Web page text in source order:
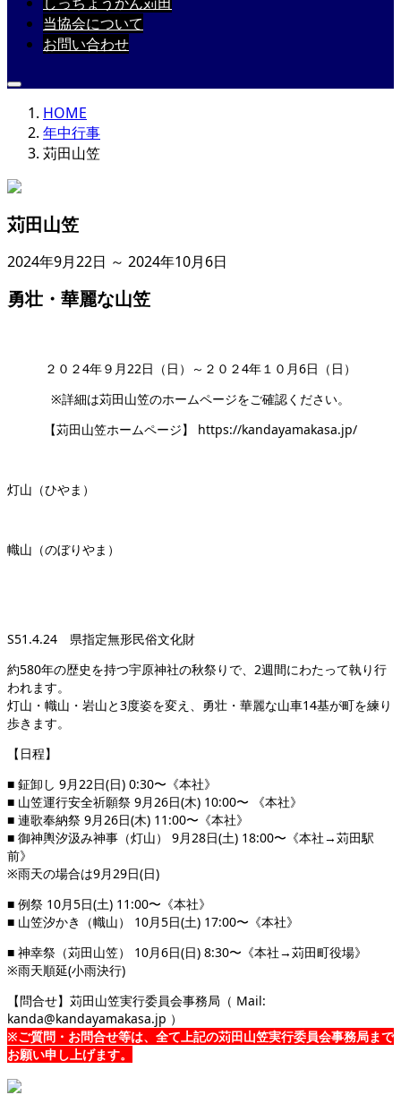
当協会について
お問い合わせ
HOME
年中行事
苅田山笠
苅田山笠
2024年9月22日 ～ 2024年10月6日
勇壮・華麗な山笠
２０２4年９月22日（日）～２０２4年１０月6日（日）
※詳細は苅田山笠のホームページをご確認ください。
【苅田山笠ホームページ】 https://kandayamakasa.jp/
灯山（ひやま）
幟山（のぼりやま）
S51.4.24 県指定無形民俗文化財
約580年の歴史を持つ宇原神社の秋祭りで、2週間にわたって執り行
われます。
灯山・幟山・岩山と3度姿を変え、勇壮・華麗な山車14基が町を練り
歩きます。
【日程】
■ 鉦卸し 9月22日(日) 0:30〜《本社》
■ 山笠運行安全祈願祭 9月26日(木) 10:00〜 《本社》
■ 連歌奉納祭 9月26日(木) 11:00〜《本社》
■ 御神輿汐汲み神事（灯山） 9月28日(土) 18:00〜《本社→苅田駅
前》
※雨天の場合は9月29日(日)
■ 例祭 10月5日(土) 11:00〜《本社》
■ 山笠汐かき（幟山） 10月5日(土) 17:00〜《本社》
■ 神幸祭（苅田山笠） 10月6日(日) 8:30〜《本社→苅田町役場》
※雨天順延(小雨決行)
【問合せ】苅田山笠実行委員会事務局（ Mail:
kanda@kandayamakasa.jp ）
※ご質問・お問合せ等は、全て上記の苅田山笠実行委員会事務局まで
お願い申し上げます。